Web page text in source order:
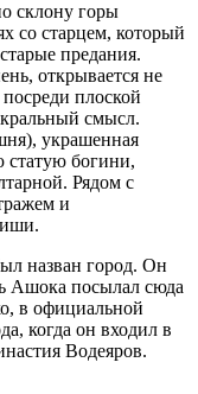
склону горы
со старцем, который
предания.
открывается не
плоской
смысл.
украшенная
статую богини,
Рядом с
и
назван город. Он
Ашока посылал сюда
в официальной
когда он входил в
Водеяров.